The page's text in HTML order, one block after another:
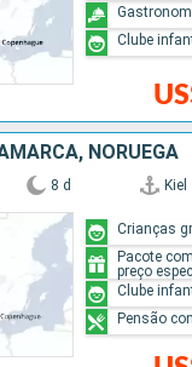
Clube
NORUEGA
8 d Kiel
Crianças
Pacote
preço
Clube
Pensão